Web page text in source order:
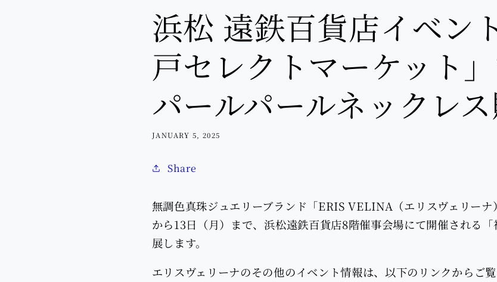
浜松 遠鉄百貨店イベン
戸セレクトマーケット
パールパールネックレ
JANUARY 5, 2025
Share
無調色真珠ジュエリーブランド「ERIS VELINA（エリスヴェリーナ
から13日（月）まで、浜松遠鉄百貨店8階催事会場にて開催される
展します。
エリスヴェリーナのその他のイベント情報は、以下のリンクからご